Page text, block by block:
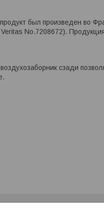
был произведен во
No.7208672).
сзади